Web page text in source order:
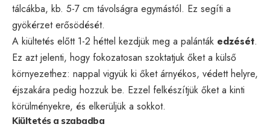
tálcákba, kb. 5-7 cm távolságra egymástól. Ez segíti a
gyökérzet erősödését.
A kiültetés előtt 1-2 héttel kezdjük meg a palánták edzését.
Ez azt jelenti, hogy fokozatosan szoktatjuk őket a külső
környezethez: nappal vigyük ki őket árnyékos, védett helyre,
éjszakára pedig hozzuk be. Ezzel felkészítjük őket a kinti
körülményekre, és elkerüljük a sokkot.
Kiültetés a szabadba